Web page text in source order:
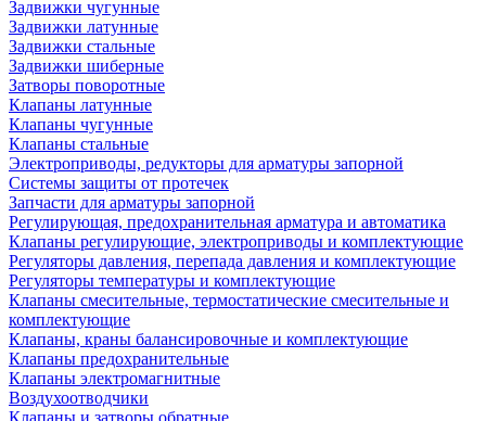
Задвижки чугунные
Задвижки латунные
Задвижки стальные
Задвижки шиберные
Затворы поворотные
Клапаны латунные
Клапаны чугунные
Клапаны стальные
Электроприводы, редукторы для арматуры запорной
Системы защиты от протечек
Запчасти для арматуры запорной
Регулирующая, предохранительная арматура и автоматика
Клапаны регулирующие, электроприводы и комплектующие
Регуляторы давления, перепада давления и комплектующие
Регуляторы температуры и комплектующие
Клапаны смесительные, термостатические смесительные и
комплектующие
Клапаны, краны балансировочные и комплектующие
Клапаны предохранительные
Клапаны электромагнитные
Воздухоотводчики
Клапаны и затворы обратные